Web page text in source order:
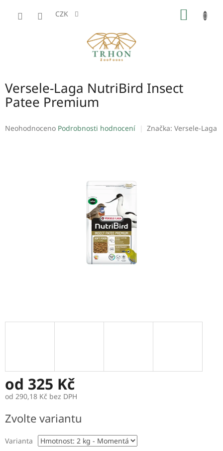
CZK
Versele-Laga NutriBird Insect
Patee Premium
Průměrné
Neohodnoceno Podrobnosti hodnocení Značka: Versele-Laga
od 325 Kč
od 290,18 Kč bez DPH
cena:
Zvolte variantu
Varianta